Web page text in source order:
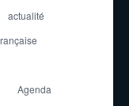
actualité
Agenda